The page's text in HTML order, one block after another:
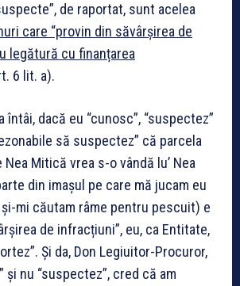
de raportat, sunt acelea
care “provin din săvârșirea de
legătură cu finanțarea
6 lit. a).
întâi, dacă eu “cunosc”, “suspectez”
să suspectez” că parcela
Mitică vrea s-o vândă lu’ Nea
din imașul pe care mă jucam eu
mi căutam râme pentru pescuit) e
de infracțiuni”, eu, ca Entitate,
Și da, Don Legiuitor-Procuror,
și nu “suspectez”, cred că am